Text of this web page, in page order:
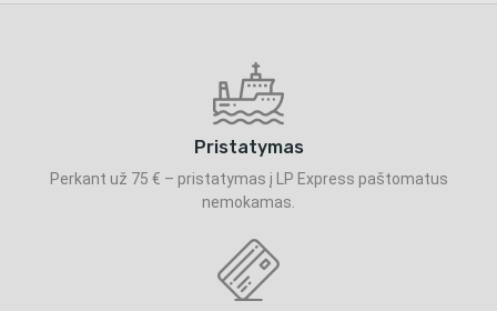
Pristatymas
Perkant už 75 € – pristatymas į LP Express paštomatus
nemokamas.